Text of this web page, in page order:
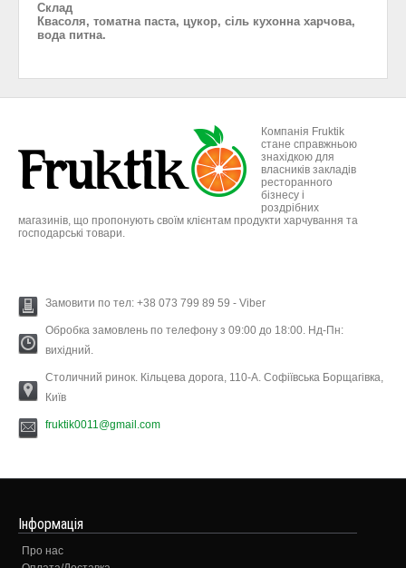
Склад
Квасоля, томатна паста, цукор, сіль кухонна харчова,
вода питна.
Компанія Fruktik
стане справжньою
знахідкою для
власників закладів
ресторанного
бізнесу і
роздрібних
магазинів, що пропонують своїм клієнтам продукти харчування та
господарські товари.
Замовити по тел: +38 073 799 89 59 - Viber
Обробка замовлень по телефону з 09:00 до 18:00. Нд-Пн:
вихідний.
Столичний ринок. Кільцева дорога, 110-А. Софіївська Борщагівка,
Київ
fruktik0011@gmail.com
Інформація
Про нас